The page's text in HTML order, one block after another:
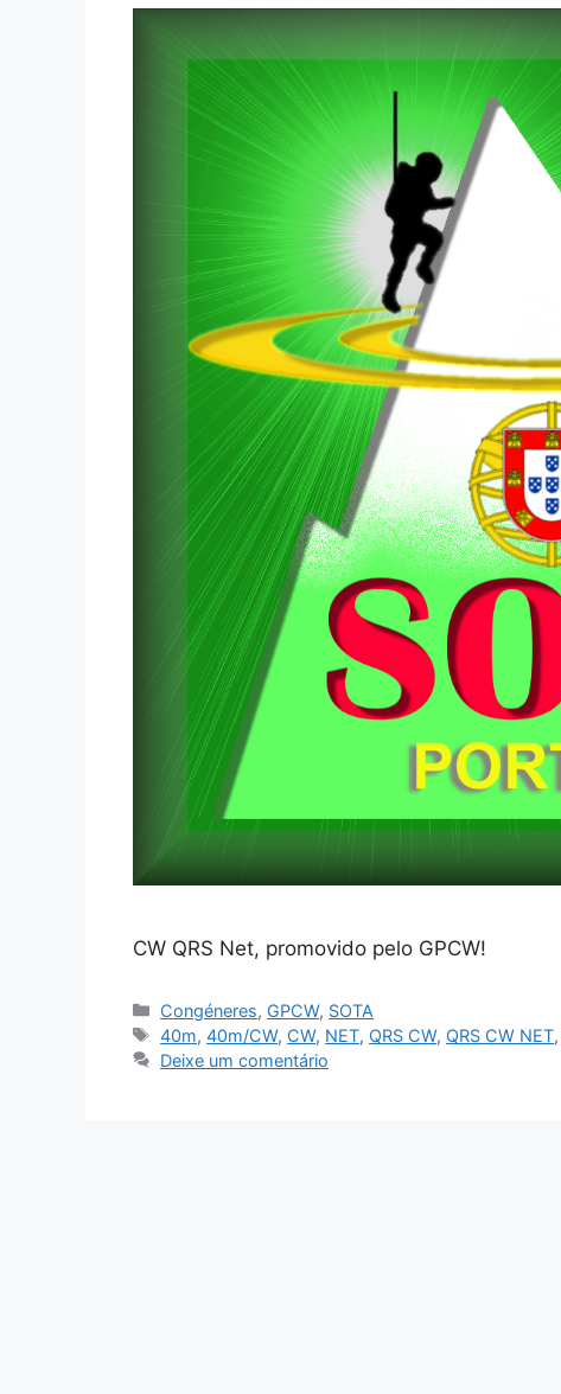
CW QRS Net, promovido pelo GPCW!
Categorias
Congéneres, GPCW, SOTA
Etiquetas
40m,40m/CW, CW, NET, QRS CW, QRS CW NET,
Deixe um comentário